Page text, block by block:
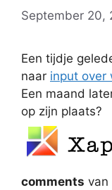
September 20,
Een tijdje
naar input over
Een maand
op zijn plaats?
comments van